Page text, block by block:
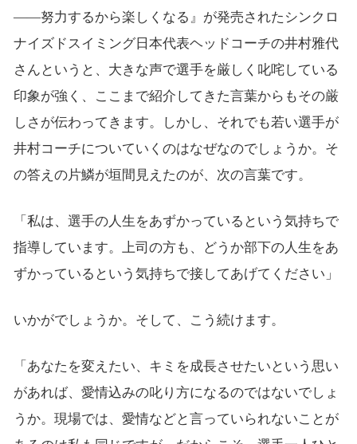
――努力するから楽しくなる』が発売されたシンクロ
ナイズドスイミング日本代表ヘッドコーチの井村雅代
さんというと、大きな声で選手を厳しく叱咤している
印象が強く、ここまで紹介してきた言葉からもその厳
しさが伝わってきます。しかし、それでも若い選手が
井村コーチについていくのはなぜなのでしょうか。そ
の答えの片鱗が垣間見えたのが、次の言葉です。
「私は、選手の人生をあずかっているという気持ちで
指導しています。上司の方も、どうか部下の人生をあ
ずかっているという気持ちで接してあげてください」
いかがでしょうか。そして、こう続けます。
「あなたを変えたい、キミを成長させたいという思い
があれば、愛情込みの叱り方になるのではないでしょ
うか。現場では、愛情などと言っていられないことが